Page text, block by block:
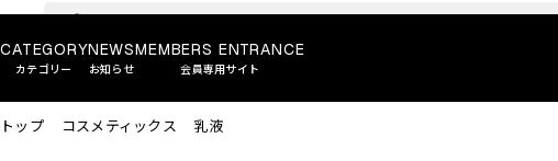
CATEGORY
カテゴリー
NEWS
お知らせ
MEMBERS ENTRANCE
会員専用サイト
トップ コスメティックス 乳液